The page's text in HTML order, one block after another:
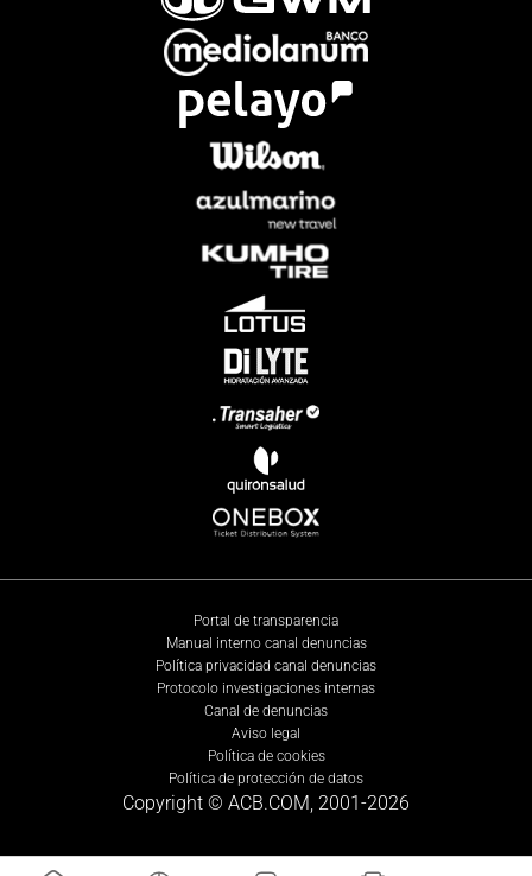
Portal de transparencia
Manual interno canal denuncias
Política privacidad canal denuncias
Protocolo investigaciones internas
Canal de denuncias
Aviso legal
Política de cookies
Política de protección de datos
Copyright © ACB.COM, 2001-2026